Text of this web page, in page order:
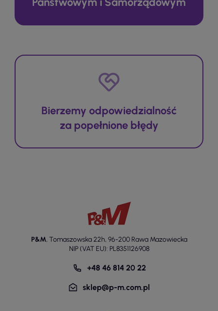
Bierzemy odpowiedzialność
za popełnione błędy
P&M, Tomaszowska 22h, 96-200 Rawa Mazowiecka
NIP (VAT EU): PL8351126908
+48 46 814 20 22
sklep@p-m.com.pl